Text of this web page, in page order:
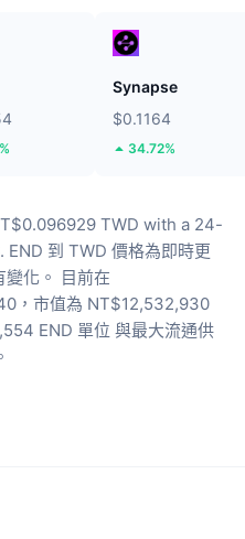
Synapse
$0.1164
34.72%
TWD with a 24-
END 到 TWD 價格為即時更
化。
目前在
，市值為 NT$12,532,930
END 單位 與最大流通供